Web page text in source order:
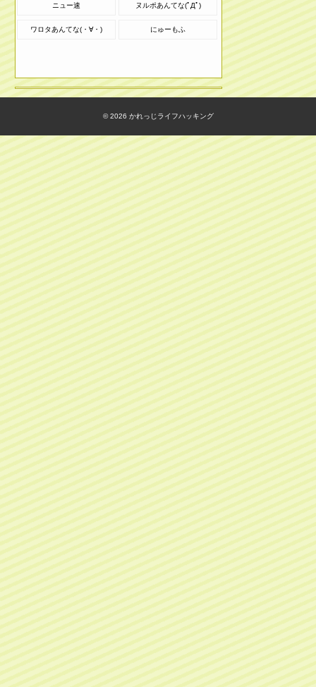
ニュー速 ヌルポあんてな(ﾟДﾟ)
ワロタあんてな(・∀・) にゅーもふ
© 2026 かれっじライフハッキング